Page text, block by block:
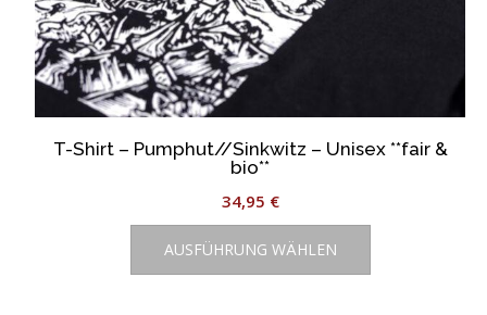
T-Shirt – Pumphut//Sinkwitz – Unisex **fair &
bio**
34,95 €
AUSFÜHRUNG WÄHLEN
Dieses
weist